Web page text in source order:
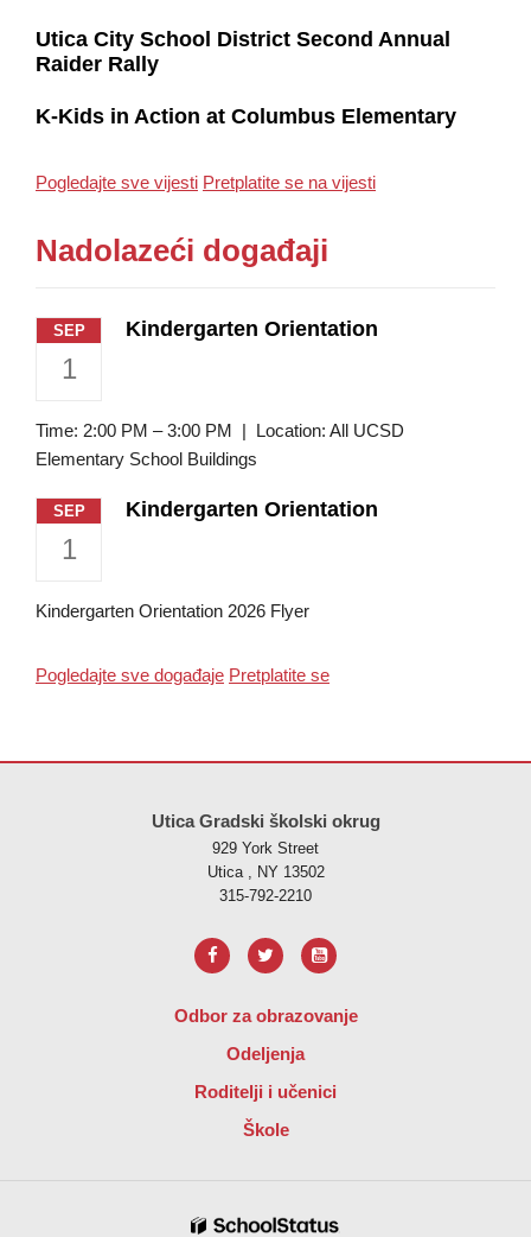
Utica City School District Second Annual
Raider Rally
K-Kids in Action at Columbus Elementary
Pogledajte sve vijesti Pretplatite se na vijesti
Nadolazeći događaji
SEP
1
Kindergarten Orientation
Time: 2:00 PM – 3:00 PM | Location: All UCSD
Elementary School Buildings
SEP
1
Kindergarten Orientation
​Kindergarten Orientation 2026 Flyer​
Pogledajte sve događaje Pretplatite se
Utica Gradski školski okrug
929 York Street
Utica , NY 13502
315-792-2210
Odbor za obrazovanje
Odeljenja
Roditelji i učenici
Škole